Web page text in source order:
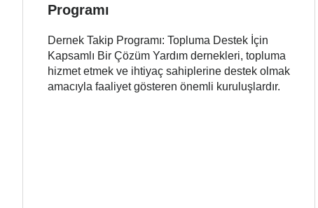
Programı
Dernek Takip Programı: Topluma Destek İçin
Kapsamlı Bir Çözüm Yardım dernekleri, topluma
hizmet etmek ve ihtiyaç sahiplerine destek olmak
amacıyla faaliyet gösteren önemli kuruluşlardır.